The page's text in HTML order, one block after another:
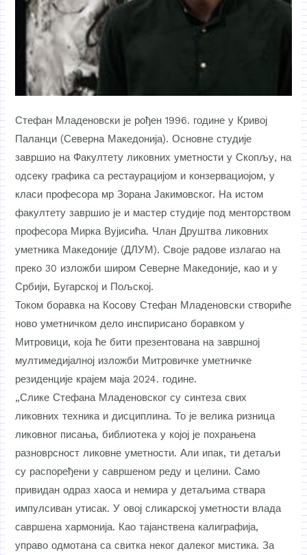
Стефан Младеновски је рођен 1996. године у Кривој
Паланци (Северна Македонија). Основне студије
завршио на Факултету ликовних уметности у Скопљу, на
одсеку графика са рестаурацијом и конзервациојом, у
класи професора мр Зорана Јакимовског. На истом
факултету завршио је и мастер студије под менторством
професора Мирка Вујисића. Члан Друштва ликовних
уметника Македоније (ДЛУМ). Своје радове излагао на
преко 30 изложби широм Северне Македоније, као и у
Србији, Бугарској и Пољској.
Током боравка на Косову Стефан Младеновски створиће
ново уметничком дело инспирисано боравком у
Митровици, која ће бити презентована на завршној
мултимедијалној изложби Митровичке уметничке
резиденције крајем маја 2024. године.
„Слике Стефана Младеновског су синтеза свих
ликовних техника и дисциплина. То је велика ризница
ликовног писања, библиотека у којој је похрањена
разноврсност ликовне уметности. Али ипак, ти детаљи
су распоређени у савршеном реду и целини. Само
привидан одраз хаоса и немира у детаљима ствара
импулсиван утисак. У овој сликарској уметности влада
савршена хармонија. Као тајанствена калиграфија,
управо одмотана са свитка неког далеког мистика. За